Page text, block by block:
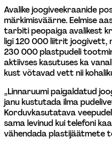
Avalike joogiveekraanide
märkimisväärne. Eelmise
tarbiti peopaiga avalikest
ligi 120 000 liitrit joogivett,
230 000 plastpudeli
aktiivses kasutuses ka
kust võtavad vett nii
„Linnaruumi paigaldatud
janu kustutada ilma
Korduvkasutatava
sama levinud kui telefoni
vähendada plastijäätmete